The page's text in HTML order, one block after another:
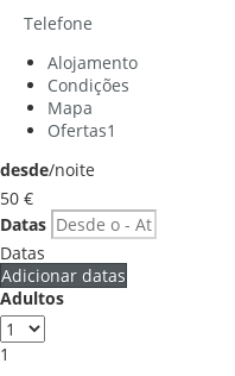
Telefone
Alojamento
Condições
Mapa
Ofertas1
desde/noite
50 €
Datas
Datas
Adicionar datas
Adultos
1